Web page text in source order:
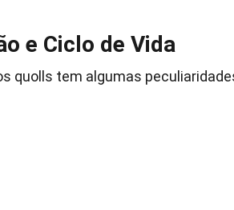
e Ciclo de Vida
quolls tem algumas